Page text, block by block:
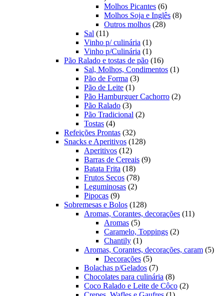
produtos
Molhos Picantes 66
produtos
Molhos Soja e Inglês 88
Outros molhos 2828
Sal 1111
produtos
Vinho p/ culinária 11
produto
Vinho p/Culinária 11
produto
Pão Ralado e tostas de pão 1616
produtos
Sal, Molhos, Condimentos 11
Pão de Forma 33
Pão de Leite 11
produto
Pão Hamburguer Cachorro 22
Pão Ralado 33
produtos
Pão Tradicional 22
Tostas 44
produtos
Refeições Prontas 3232
produtos
Snacks e Aperitivos 128128
Aperitivos 1212
produtos
Barras de Cereais 99
Batata Frita 1818
produtos
Frutos Secos 7878
produtos
Leguminosas 22
Pipocas 99
produtos
Sobremesas e Bolos 128128
produtos
Aromas, Corantes, decorações 1111
Aromas 55
produtos
Caramelo, Toppings 22
Chantily 11
produto
Aromas, Corantes, decorações, caram 55
Decorações 55
produtos
Bolachas p/Gelados 77
produtos
Chocolates para culinária 88
produtos
Coco Ralado e Leite de Côco 22